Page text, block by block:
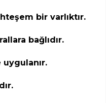
bir varlıktır.
bağlıdır.